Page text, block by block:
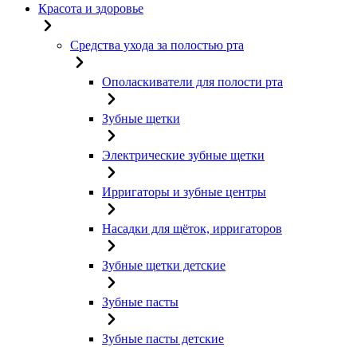
Красота и здоровье
Средства ухода за полостью рта
Ополаскиватели для полости рта
Зубные щетки
Электрические зубные щетки
Ирригаторы и зубные центры
Насадки для щёток, ирригаторов
Зубные щетки детские
Зубные пасты
Зубные пасты детские